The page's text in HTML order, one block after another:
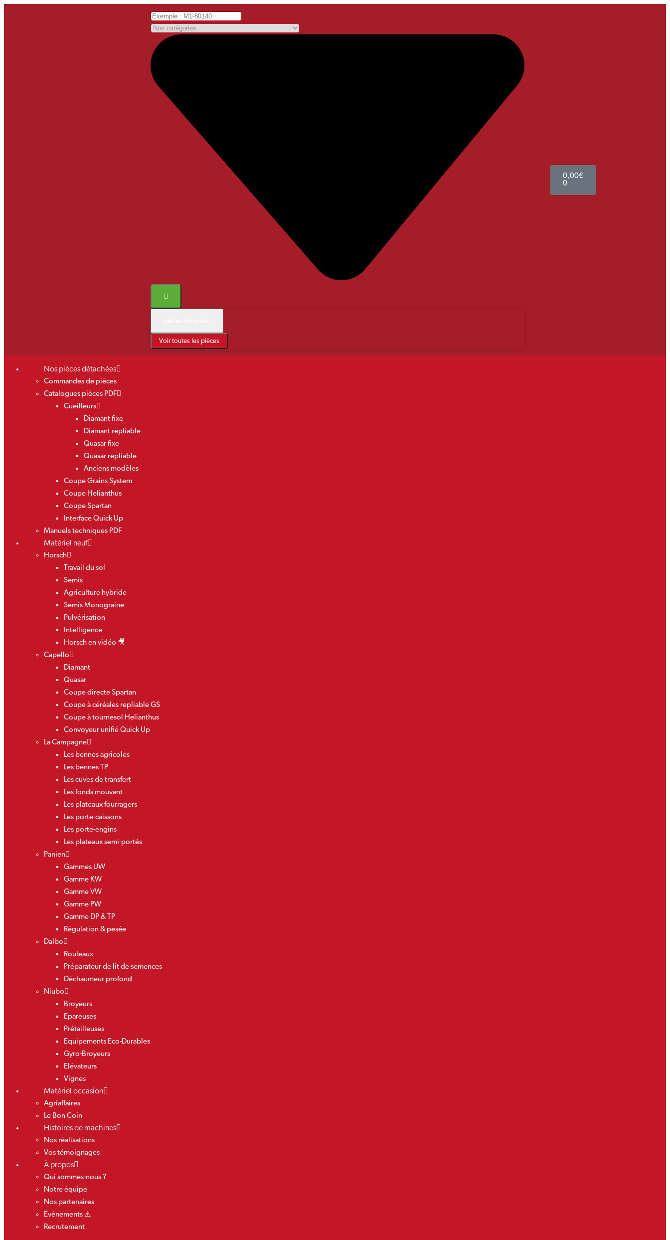
Voir toutes les pièces
0,00€
0
Nos pièces détachées
Commandes de pièces
Catalogues pièces PDF
Cueilleurs
Diamant fixe
Diamant repliable
Quasar fixe
Quasar repliable
Anciens modèles
Coupe Grains System
Coupe Helianthus
Coupe Spartan
Interface Quick Up
Manuels techniques PDF
Matériel neuf
Horsch
Travail du sol
Semis
Agriculture hybride
Semis Monograine
Pulvérisation
Intelligence
Horsch en vidéo 🎥
Capello
Diamant
Quasar
Coupe directe Spartan
Coupe à céréales repliable GS
Coupe à tournesol Helianthus
Convoyeur unifié Quick Up
La Campagne
Les bennes agricoles
Les bennes TP
Les cuves de transfert
Les fonds mouvant
Les plateaux fourragers
Les porte-caissons
Les porte-engins
Les plateaux semi-portés
Panien
Gammes UW
Gamme KW
Gamme VW
Gamme PW
Gamme DP & TP
Régulation & pesée
Dalbo
Rouleaux
Préparateur de lit de semences
Déchaumeur profond
Niubo
Broyeurs
Epareuses
Prétailleuses
Equipements Eco-Durables
Gyro-Broyeurs
Elévateurs
Vignes
Matériel occasion
Agriaffaires
Le Bon Coin
Histoires de machines
Nos réalisations
Vos témoignages
À propos
Qui sommes-nous ?
Notre équipe
Nos partenaires
Événements ⚠️
Recrutement